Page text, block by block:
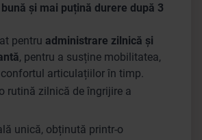
și mai puțină durere după 3
pentru administrare zilnică și
, pentru a susține mobilitatea,
articulațiilor în timp.
rutină zilnică de îngrijire a
unică, obținută printr-o